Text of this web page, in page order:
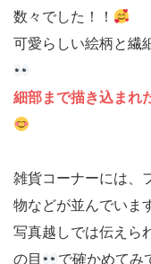
数々でした！！
可愛らしい絵柄と繊
細部まで描き込まれ
雑貨コーナーには、
物などが並んでいま
写真越しでは伝えら
の目
で確かめてみ